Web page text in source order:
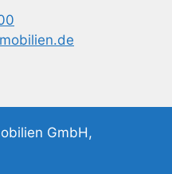
GmbH,